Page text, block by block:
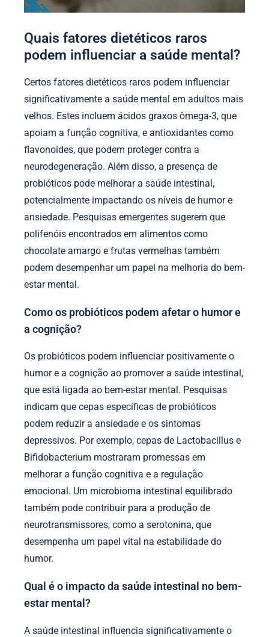
Quais fatores dietéticos raros
podem influenciar a saúde mental?
Certos fatores dietéticos raros podem influenciar
significativamente a saúde mental em adultos mais
velhos. Estes incluem ácidos graxos ômega-3, que
apoiam a função cognitiva, e antioxidantes como
flavonoides, que podem proteger contra a
neurodegeneração. Além disso, a presença de
probióticos pode melhorar a saúde intestinal,
potencialmente impactando os níveis de humor e
ansiedade. Pesquisas emergentes sugerem que
polifenóis encontrados em alimentos como
chocolate amargo e frutas vermelhas também
podem desempenhar um papel na melhoria do bem-
estar mental.
Como os probióticos podem afetar o humor e
a cognição?
Os probióticos podem influenciar positivamente o
humor e a cognição ao promover a saúde intestinal,
que está ligada ao bem-estar mental. Pesquisas
indicam que cepas específicas de probióticos
podem reduzir a ansiedade e os sintomas
depressivos. Por exemplo, cepas de Lactobacillus e
Bifidobacterium mostraram promessas em
melhorar a função cognitiva e a regulação
emocional. Um microbioma intestinal equilibrado
também pode contribuir para a produção de
neurotransmissores, como a serotonina, que
desempenha um papel vital na estabilidade do
humor.
Qual é o impacto da saúde intestinal no bem-
estar mental?
A saúde intestinal influencia significativamente o